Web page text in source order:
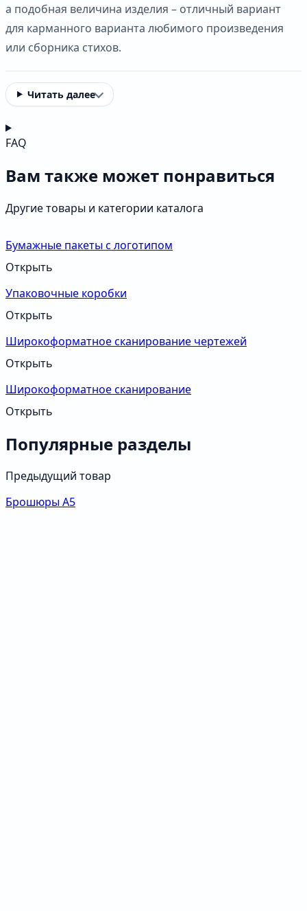
а подобная величина изделия – отличный вариант
для карманного варианта любимого произведения
или сборника стихов.
Читать далее
FAQ
Вам также может понравиться
Другие товары и категории каталога
Бумажные пакеты с логотипом
Открыть
Упаковочные коробки
Открыть
Широкоформатное сканирование чертежей
Открыть
Широкоформатное сканирование
Открыть
Популярные разделы
Предыдущий товар
Брошюры А5